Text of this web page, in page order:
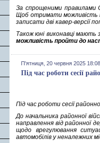
За спрощеними правилами
Щоб отримати можливість
записати дві кавер-версії
Також юні виконавці мають
можливість пройти до
П'ятниця, 20 червня 2025 18:08
Під час роботи сесії
Під час роботи сесії
До начальника районної
направлення від районної
щодо врегулювання
автомобілів у неналежних